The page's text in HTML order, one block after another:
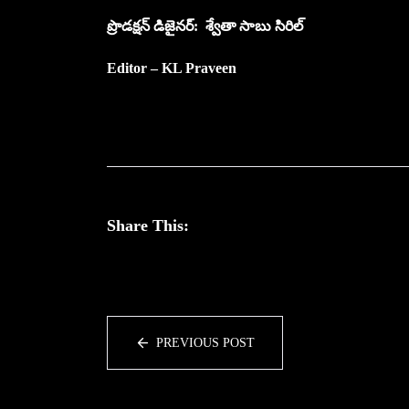
ప్రొడ‌క్ష‌న్ డిజైన‌ర్‌: శ్వేతా సాబు సిరిల్
Editor – KL Praveen
Share This:
PREVIOUS POST